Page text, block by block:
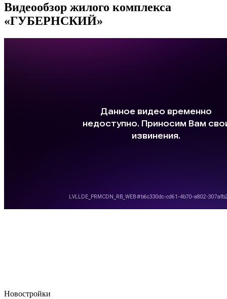
Видеообзор жилого комплекса
«ГУБЕРНСКИЙ»
Новостройки